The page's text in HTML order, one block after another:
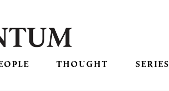
THOUGHT SERIES